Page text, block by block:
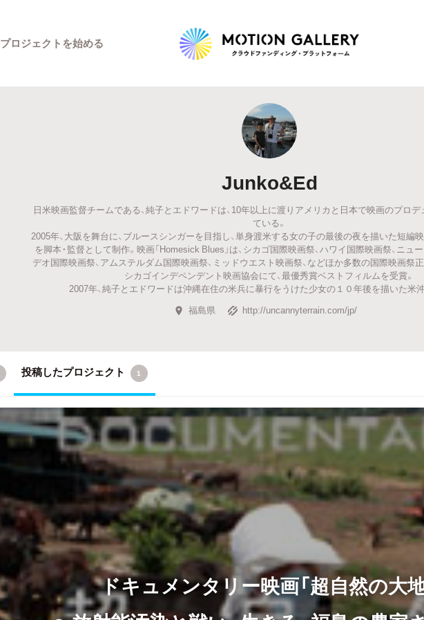
Highlight
新着プロジェクト
Feature
カテゴリーから探す タグから探す キュレーターから探す 特集から探す
Legendary
最新達成プロジェクト 調達額が大きいプロジェクト
プロジェクトを始める
Junko&Ed
日米映画監督チームである、純子とエドワードは、10年以上に渡りアメリカと日本で映画のプロデ
ている。
2005年、大阪を舞台に、ブルースシンガーを目指し、単身渡米する女の子の最後の夜を描いた短編
を脚本・監督として制作。映画「Homesick Blues」は、シカゴ国際映画祭、ハワイ国際映画祭、ニュ
デオ国際映画祭、アムステルダム国際映画祭、ミッドウエスト映画祭、などほか多数の国際映画祭
シカゴインデペンデント映画協会にて、最優秀賞ベストフィルムを受賞。
2007年、純子とエドワードは沖縄在住の米兵に暴行をうけた少女の１０年後を描いた米
福島県
http://uncannyterrain.com/jp/
投稿したプロジェクト 1
ドキュメンタリー映画「超自然の大